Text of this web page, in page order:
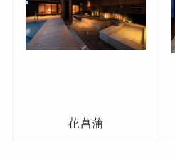
花菖蒲